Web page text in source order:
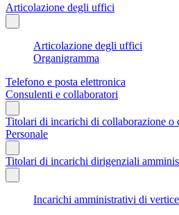
Articolazione degli uffici
Articolazione degli uffici
Organigramma
Telefono e posta elettronica
Consulenti e collaboratori
Titolari di incarichi di collaborazione o
Personale
Titolari di incarichi dirigenziali
Incarichi amministrativi di